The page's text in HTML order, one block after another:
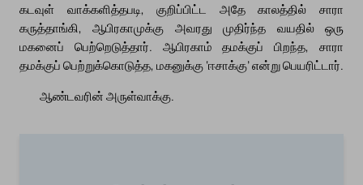
கடவுள் வாக்களித்தபடி, குறிப்பிட்ட அதே காலத்தில் சாரா
கருத்தாங்கி, ஆபிரகாமுக்கு அவரது முதிர்ந்த வயதில் ஒரு
மகனைப் பெற்றெடுத்தார். ஆபிரகாம் தமக்குப் பிறந்த, சாரா
தமக்குப் பெற்றுக்கொடுத்த, மகனுக்கு ‘ஈசாக்கு’ என்று பெயரிட்டார்.
ஆண்டவரின் அருள்வாக்கு.